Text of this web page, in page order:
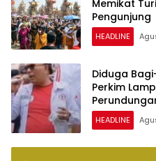
Memikat
Pengunjung
HEADLINE
Diduga
Perkim
HEADLINE